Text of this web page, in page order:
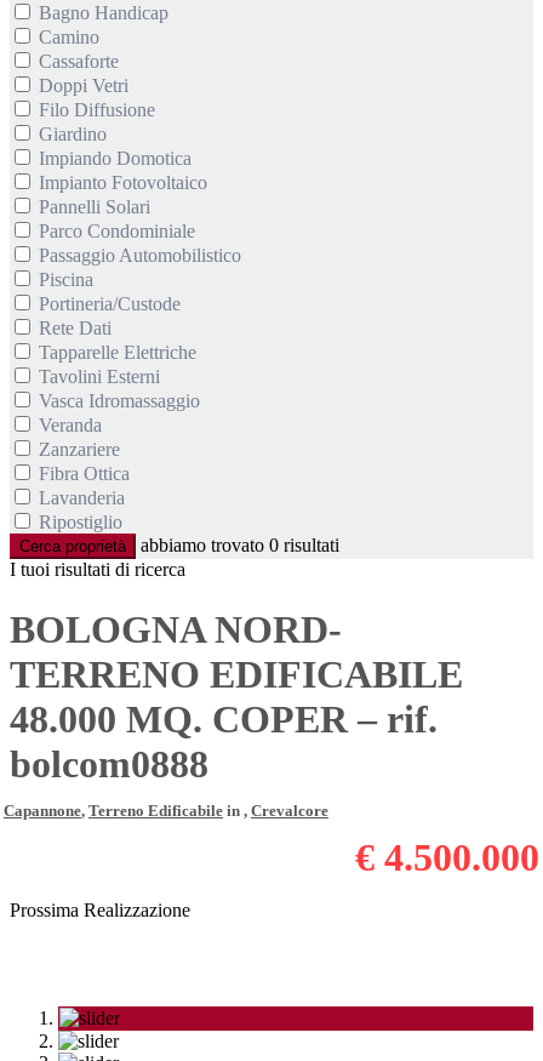
Bagno Handicap
Camino
Cassaforte
Doppi Vetri
Filo Diffusione
Giardino
Impiando Domotica
Impianto Fotovoltaico
Pannelli Solari
Parco Condominiale
Passaggio Automobilistico
Piscina
Portineria/Custode
Rete Dati
Tapparelle Elettriche
Tavolini Esterni
Vasca Idromassaggio
Veranda
Zanzariere
Fibra Ottica
Lavanderia
Ripostiglio
Cerca proprietà abbiamo trovato 0 risultati
I tuoi risultati di ricerca
BOLOGNA NORD-
TERRENO EDIFICABILE
48.000 MQ. COPER – rif.
bolcom0888
Capannone, Terreno Edificabile in , Crevalcore
€ 4.500.000
Prossima Realizzazione